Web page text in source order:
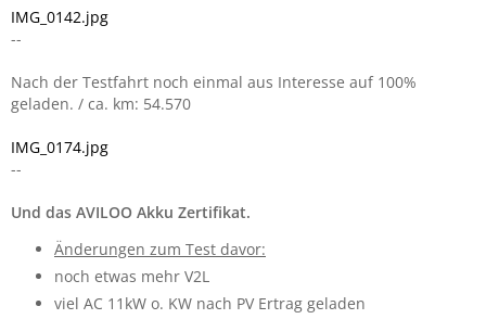
IMG_0142.jpg
--
Nach der Testfahrt noch einmal aus Interesse auf 100%
geladen. / ca. km: 54.570
IMG_0174.jpg
--
Und das AVILOO Akku Zertifikat.
Änderungen zum Test davor:
noch etwas mehr V2L
viel AC 11kW o. KW nach PV Ertrag geladen